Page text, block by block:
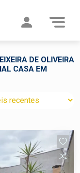
DE OLIVEIRA
CASA EM